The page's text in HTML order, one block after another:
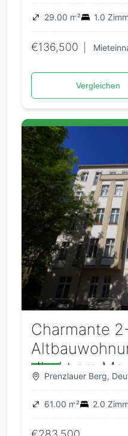
29.00 m² 1.0
€136,500
Vergleichen
Charmante
direkt am
möglich*
Prenzlauer Berg,
61.00 m² 2.0